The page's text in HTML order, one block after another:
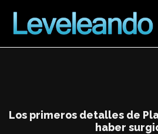
Los primeros detalles de
haber